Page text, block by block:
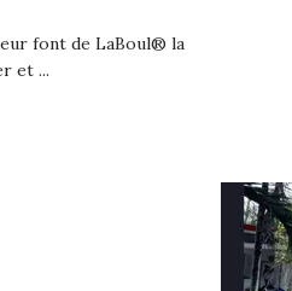
font de LaBoul® la
et ...